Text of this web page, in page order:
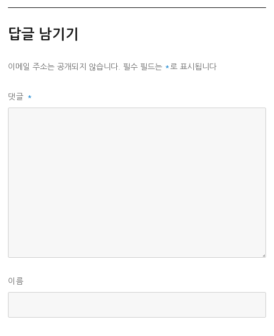
답글 남기기
이메일 주소는 공개되지 않습니다. 필수 필드는 * 로 표시됩니다
댓글 *
이름